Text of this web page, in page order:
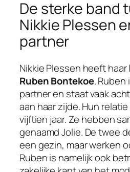
De sterke band
Nikkie Plessen
partner
Nikkie Plessen heeft
Ruben Bontekoe. Ruben
partner en staat vaak
aan haar zijde. Hun
vijftien jaar. Ze hebben
genaamd Jolie. De twee
een gezin, maar werken
Ruben is namelijk ook